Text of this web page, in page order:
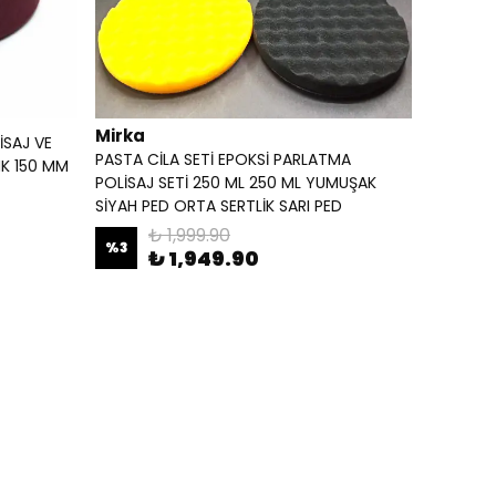
VE
150 MM
Mirka
PASTA CİLA SETİ EPOKSİ PARLATMA
POLİSAJ SETİ 250 ML 250 ML YUMUŞAK
SİYAH PED ORTA SERTLİK SARI PED
%3 ₺ 1,999.90
₺ 1,949.90